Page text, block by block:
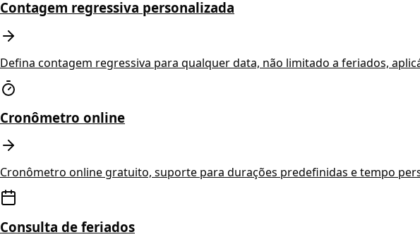
Contagem regressiva personalizada
Defina contagem regressiva para qualquer data, não limitado a feriados,
Cronômetro online
Cronômetro online gratuito, suporte para durações predefinidas e tempo
Consulta de feriados